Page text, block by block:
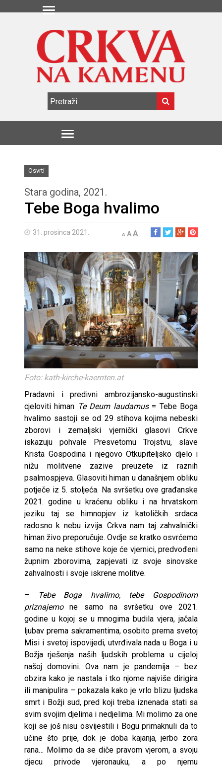
Osvrti
Stara godina, 2021.
Tebe Boga hvalimo
31. prosinca 2021. A AA
Foto: kath-kirche-kaernten.at
Pradavni i predivni ambrozijansko-augustinski
cjeloviti himan Te Deum laudamus= Tebe Boga
hvalimo sastoji se od 29 stihova kojima nebeski
zborovi i zemaljski vjernički glasovi Crkve
iskazuju pohvale Presvetomu Trojstvu, slave
Krista Gospodina i njegovo Otkupiteljsko djelo i
nižu molitvene zazive preuzete iz raznih
psalmospjeva. Glasoviti himan u današnjem obliku
potječe iz 5. stoljeća. Na svršetku ove građanske
2021. godine u kraćenu obliku i na hrvatskom
jeziku taj se himnopjev iz katoličkih srdaca
radosno k nebu izvija. Crkva nam taj zahvalnički
himan živo preporučuje. Ovdje se kratko osvrćemo
samo na neke stihove koje će vjernici, predvođeni
župnim zborovima, zapjevati iz svoje sinovske
zahvalnosti i svoje iskrene molitve.
–
Tebe Boga hvalimo, tebe Gospodinom
priznajemone samo na svršetku ove 2021.
godine u kojoj se u mnogima budila vjera, jačala
ljubav prema sakramentima, osobito prema svetoj
Misi i svetoj ispovijedi, utvrđivala nada u Boga i u
Božja rješenja naših ljudskih problema u cijeloj
našoj domovini. Ova nam je pandemija – bez
obzira kako je nastala i tko njome najviše dirigira
ili manipulira – pokazala kako je vrlo blizu ljudska
smrt i Božji sud, pred koji treba iznenada stati sa
svim svojim djelima i nedjelima. Mi molimo za one
koji se još nisu osvijestili i Bogu primaknuli da to
učine što prije, dok je doba kajanja, jerbo zora
rana… Molimo da se diče pravom vjerom, a svoju
djecu privode vjeronauku, a po njemu